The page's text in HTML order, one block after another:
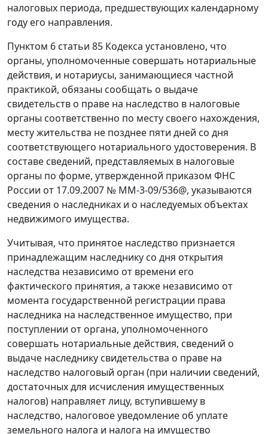
налоговых периода, предшествующих календарному
году его направления.
Пунктом 6 статьи 85 Кодекса установлено, что
органы, уполномоченные совершать нотариальные
действия, и нотариусы, занимающиеся частной
практикой, обязаны сообщать о выдаче
свидетельств о праве на наследство в налоговые
органы соответственно по месту своего нахождения,
месту жительства не позднее пяти дней со дня
соответствующего нотариального удостоверения. В
составе сведений, представляемых в налоговые
органы по форме, утвержденной приказом ФНС
России от 17.09.2007 № ММ-3-09/536@, указываются
сведения о наследниках и о наследуемых объектах
недвижимого имущества.
Учитывая, что принятое наследство признается
принадлежащим наследнику со дня открытия
наследства независимо от времени его
фактического принятия, а также независимо от
момента государственной регистрации права
наследника на наследственное имущество, при
поступлении от органа, уполномоченного
совершать нотариальные действия, сведений о
выдаче наследнику свидетельства о праве на
наследство налоговый орган (при наличии сведений,
достаточных для исчисления имущественных
налогов) направляет лицу, вступившему в
наследство, налоговое уведомление об уплате
земельного налога и налога на имущество